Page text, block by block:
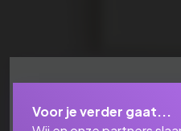
Voor je verder gaat...